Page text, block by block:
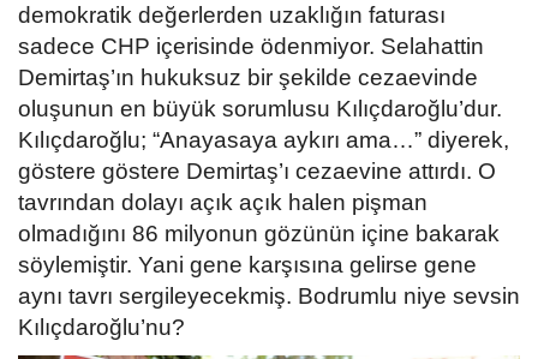
demokratik değerlerden uzaklığın faturası
sadece CHP içerisinde ödenmiyor. Selahattin
Demirtaş’ın hukuksuz bir şekilde cezaevinde
oluşunun en büyük sorumlusu Kılıçdaroğlu’dur.
Kılıçdaroğlu; “Anayasaya aykırı ama…” diyerek,
göstere göstere Demirtaş’ı cezaevine attırdı. O
tavrından dolayı açık açık halen pişman
olmadığını 86 milyonun gözünün içine bakarak
söylemiştir. Yani gene karşısına gelirse gene
aynı tavrı sergileyecekmiş. Bodrumlu niye sevsin
Kılıçdaroğlu’nu?